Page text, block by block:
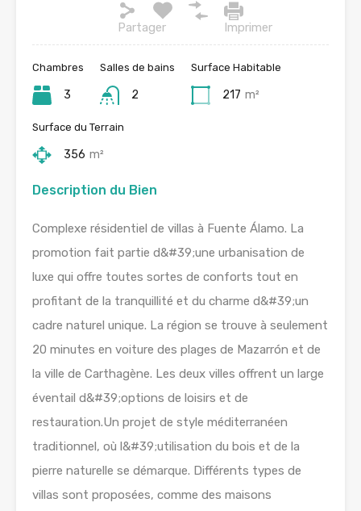
Partager Imprimer
Chambres
3
Salles de bains
2
Surface Habitable
217 m²
Surface du Terrain
356 m²
Description du Bien
Complexe résidentiel de villas à Fuente Álamo. La
promotion fait partie d&#39;une urbanisation de
luxe qui offre toutes sortes de conforts tout en
profitant de la tranquillité et du charme d&#39;un
cadre naturel unique. La région se trouve à seulement
20 minutes en voiture des plages de Mazarrón et de
la ville de Carthagène. Les deux villes offrent un large
éventail d&#39;options de loisirs et de
restauration.Un projet de style méditerranéen
traditionnel, où l&#39;utilisation du bois et de la
pierre naturelle se démarque. Différents types de
villas sont proposées, comme des maisons